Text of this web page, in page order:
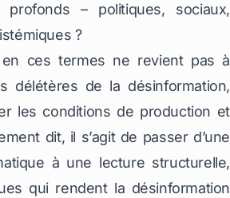
profonds – politiques, sociaux,
?
ces termes ne revient pas à
délétères de la désinformation,
les conditions de production et
dit, il s’agit de passer d’une
à une lecture structurelle,
qui rendent la désinformation